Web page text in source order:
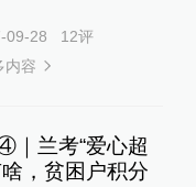
09-28 12评
内容
｜兰考“爱心超
，贫困户积分